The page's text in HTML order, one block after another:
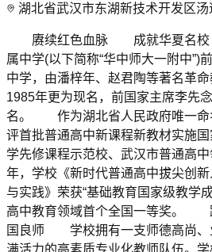
湖北省武汉市东湖新技术开发区
赓续红色血脉 成就华夏名校
属中学(以下简称“华中师大一附中”)
中学，由潘梓年、赵君陶等著名革命
1985年更为现名，前国家主席李先
名。 作为湖北省人民政府唯一命
评首批普通高中新课程新教材实施
学先修课程示范校、武汉市普通
年，学校《新时代普通高中拔尖创
与实践》荣获“基础教育国家级教学
高中教育领域首个全国一等奖
国良师 学校拥有一支师德高尚、
满活力的高素质专业化教师队伍。